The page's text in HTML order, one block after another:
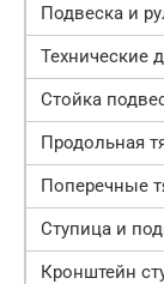
Подвеска и
Технические
Стойка
Продольная
Поперечные
Ступица и
Кронштейн